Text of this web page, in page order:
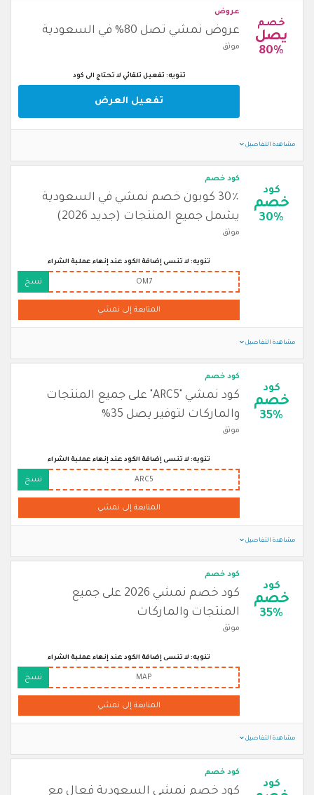
خصم
يصل
80%
عروض
عروض نمشي تصل 80% في السعودية
موثق
تنويه: تفعيل تلقائي لا تحتاج الى كود
تفعيل العرض
مشاهدة التفاصيل
كود
خصم
30%
كود خصم
30٪ كوبون خصم نمشي في السعودية
يشمل جميع المنتجات (جديد 2026)
موثق
تنويه: لا تنسى إضافة الكود عند إنهاء عملية الشراء
OM7 نسخ
المتابعة إلى نمشي
مشاهدة التفاصيل
كود
خصم
35%
كود خصم
كود نمشي "ARC5" على جميع المنتجات
والماركات لتوفير يصل 35%
موثق
تنويه: لا تنسى إضافة الكود عند إنهاء عملية الشراء
ARC5 نسخ
المتابعة إلى نمشي
مشاهدة التفاصيل
كود
خصم
35%
كود خصم
كود خصم نمشي 2026 على جميع
المنتجات والماركات
موثق
تنويه: لا تنسى إضافة الكود عند إنهاء عملية الشراء
MAP نسخ
المتابعة إلى نمشي
مشاهدة التفاصيل
كود
كود خصم
كود خصم نمشي السعودية فعال مع